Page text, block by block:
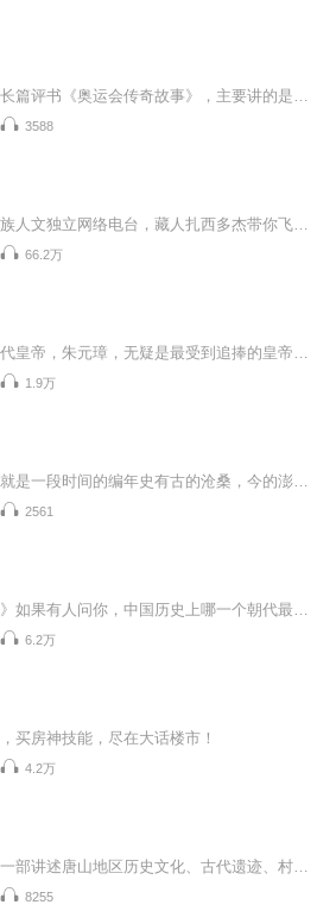
3588
66.2万
1.9万
2561
6.2万
买房神技能，尽在大话楼市！
4.2万
8255